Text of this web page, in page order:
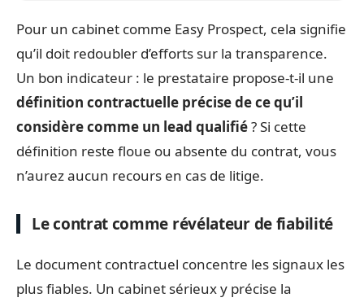
Pour un cabinet comme Easy Prospect, cela signifie
qu’il doit redoubler d’efforts sur la transparence.
Un bon indicateur : le prestataire propose-t-il une
définition contractuelle précise de ce qu’il
considère comme un lead qualifié? Si cette
définition reste floue ou absente du contrat, vous
n’aurez aucun recours en cas de litige.
Le contrat comme révélateur de fiabilité
Le document contractuel concentre les signaux les
plus fiables. Un cabinet sérieux y précise la